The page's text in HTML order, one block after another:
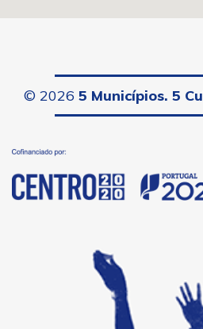
© 2026 5 Municípios. 5